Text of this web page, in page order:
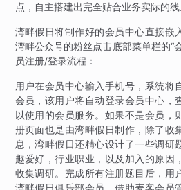
点，自主搭建出完全贴合业务实际的线
湾畔假日将制作好的会员中心直接嵌
湾畔公众号的粉丝点击底部菜单栏的“
员注册/登录流程：
用户在会员中心输入手机号，系统将
会员，该用户将自动登录会员中心，
以使用的会员服务。如果不是会员，
册页面也是由湾畔假日制作，除了收
息，湾畔假日还精心设计了一些调研
趣爱好，行业职业，以及加入的原因
收集调研。完成所有注册题目后，用